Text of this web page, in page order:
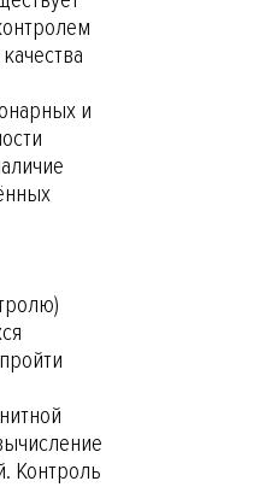
и
Контроль